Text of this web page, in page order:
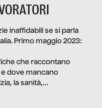
inaffidabili se si parla
Primo maggio 2023:
che raccontano
dove mancano
la sanità,